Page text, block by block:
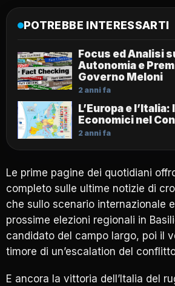
POTREBBE INTERESSARTI
Focus ed Analisi
Autonomia e
Governo Meloni
2 anni fa
L’Europa e
Economici nel
2 anni fa
Le prime pagine dei quotidiani
completo sulle ultime notizie di
che sullo scenario internazionale
prossime elezioni regionali in
candidato del campo largo, poi il
timore di un’escalation del
E ancora la vittoria dell’Italia del